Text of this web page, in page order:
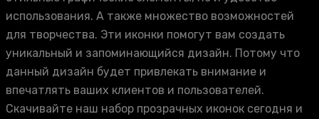
использования. А также множество возможностей
для творчества. Эти иконки помогут вам создать
уникальный и запоминающийся дизайн. Потому что
данный дизайн будет привлекать внимание и
впечатлять ваших клиентов и пользователей.
Скачивайте наш набор прозрачных иконок сегодня и